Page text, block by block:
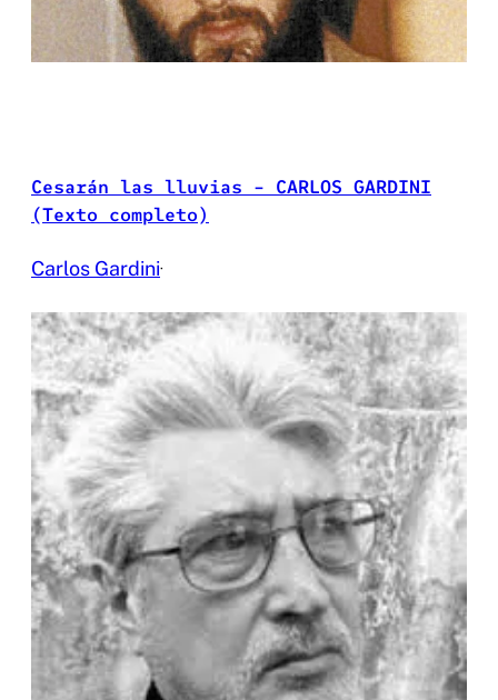
Cesarán las lluvias – CARLOS GARDINI
(Texto completo)
Carlos Gardini·